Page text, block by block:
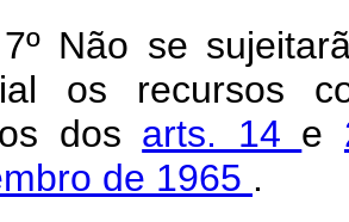
Não se
os recursos
dos arts. 14 e
de 1965 .